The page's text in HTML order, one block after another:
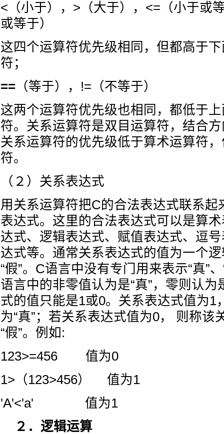
<（小于），>（大于），<=（小于或
或等于）
这四个运算符优先级相同，但都高于
符；
== （等于），!=（不等于）
这两个运算符优先级也相同，都低于
符。关系运算符是双目运算符，结合方
关系运算符的优先级低于算术运算符
符。
（２）关系表达式
用关系运算符把C的合法表达式联系起
表达式。这里的合法表达式可以是算
达式、逻辑表达式、赋值表达式、逗
达式等。通常关系表达式的值为一个逻
“假”。C语言中没有专门用来表示“真”
语言中的非零值认为是“真”，零则认为
式的值只能是1或0。关系表达式值为1
为“真”；若关系表达式值为0， 则称该
“假”。例如:
123>=456 值为0
1>（123>456） 值为1
'A'<'a' 值为1
２．逻辑运算